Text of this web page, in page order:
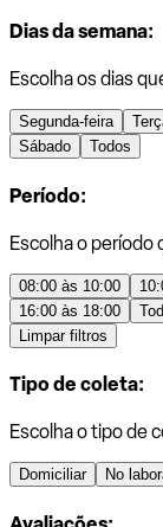
Dias da semana:
Escolha os dias
Segunda-feira
Sábado
Todos
Período:
Escolha o período
08:00 às 10:00
16:00 às 18:00
Limpar filtros
Tipo de coleta:
Escolha o tipo de
Domiciliar No